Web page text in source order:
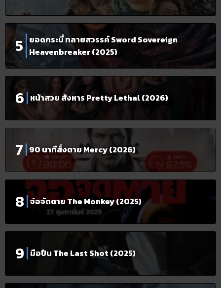
ยอดกระบี่ ทลายสวรรค์ Sword Sovereign
Heavenbreaker (2025)
หน้าสวย สังหาร Pretty Lethal (2026)
90 นาทีสั่งตาย Mercy (2026)
จ๋อจัดตาย The Monkey (2025)
มือปืน The Last Shot (2025)